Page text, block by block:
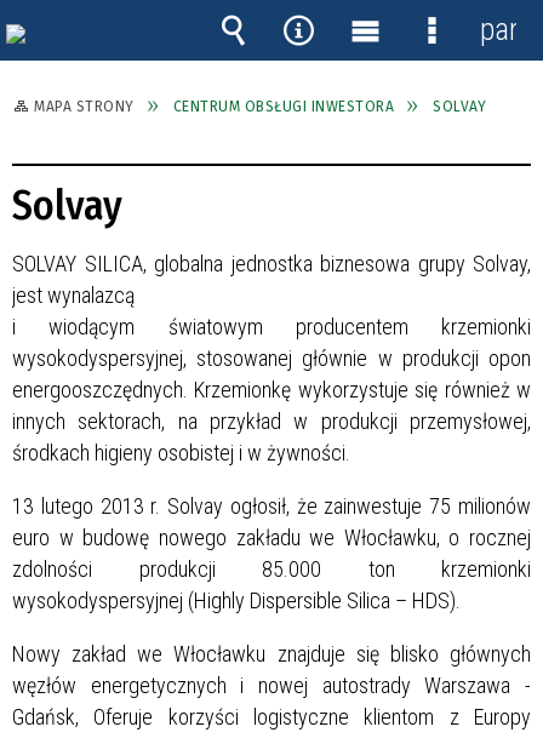
MAPA STRONY CENTRUM OBSŁUGI INWESTORA SOLVAY
Solvay
SOLVAY SILICA, globalna jednostka biznesowa grupy Solvay,
jest wynalazcą
i wiodącym światowym producentem krzemionki
wysokodyspersyjnej, stosowanej głównie w produkcji opon
energooszczędnych. Krzemionkę wykorzystuje się również w
innych sektorach, na przykład w produkcji przemysłowej,
środkach higieny osobistej i w żywności.
13 lutego 2013 r. Solvay ogłosił, że zainwestuje 75 milionów
euro w budowę nowego zakładu we Włocławku, o rocznej
zdolności produkcji 85.000 ton krzemionki
wysokodyspersyjnej (Highly Dispersible Silica – HDS).
Nowy zakład we Włocławku znajduje się blisko głównych
węzłów energetycznych i nowej autostrady Warszawa -
Gdańsk, Oferuje korzyści logistyczne klientom z Europy
Wyszukiwarka
Narzędzia
Menu
główne
Menu
panel